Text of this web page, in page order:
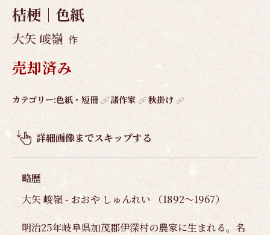
桔梗｜色紙
大矢 峻嶺 作
売却済み
作
概
要
カテゴリー:色紙・短冊 諸作家 秋掛け
詳細画像までスキップする
略歴
大矢 峻嶺 - おおや しゅんれい （1892～1967）
明治25年岐阜県加茂郡伊深村の農家に生まれる。名